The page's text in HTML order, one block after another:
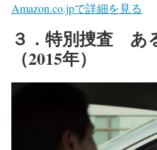
Amazon.co.jpで詳細を見る
３．特別捜査 あ
（2015年）